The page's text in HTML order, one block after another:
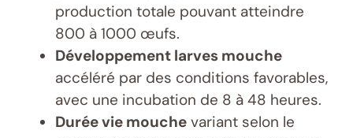
production totale pouvant atteindre
800 à 1000 œufs.
Développement larves mouche
accéléré par des conditions favorables,
avec une incubation de 8 à 48 heures.
Durée vie mouche variant selon le